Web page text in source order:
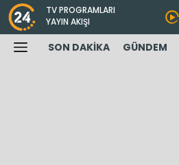
TV PROGRAMLARI
YAYIN AKIŞI
SON DAKİKA GÜNDEM